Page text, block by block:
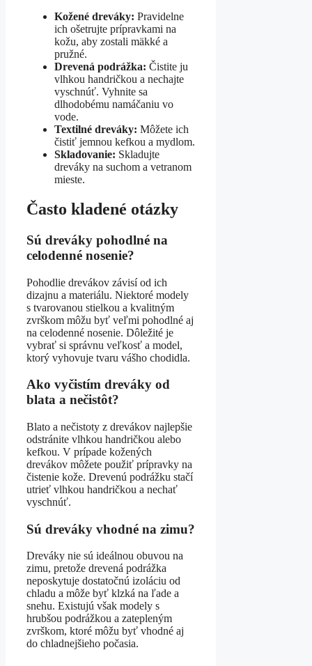
Kožené dreváky: Pravidelne
ich ošetrujte prípravkami na
kožu, aby zostali mäkké a
pružné.
Drevená podrážka: Čistite ju
vlhkou handričkou a nechajte
vyschnúť. Vyhnite sa
dlhodobému namáčaniu vo
vode.
Textilné dreváky: Môžete ich
čistiť jemnou kefkou a mydlom.
Skladovanie: Skladujte
dreváky na suchom a vetranom
mieste.
Často kladené otázky
Sú dreváky pohodlné na
celodenné nosenie?
Pohodlie drevákov závisí od ich
dizajnu a materiálu. Niektoré modely
s tvarovanou stielkou a kvalitným
zvrškom môžu byť veľmi pohodlné aj
na celodenné nosenie. Dôležité je
vybrať si správnu veľkosť a model,
ktorý vyhovuje tvaru vášho chodidla.
Ako vyčistím dreváky od
blata a nečistôt?
Blato a nečistoty z drevákov najlepšie
odstránite vlhkou handričkou alebo
kefkou. V prípade kožených
drevákov môžete použiť prípravky na
čistenie kože. Drevenú podrážku stačí
utrieť vlhkou handričkou a nechať
vyschnúť.
Sú dreváky vhodné na zimu?
Dreváky nie sú ideálnou obuvou na
zimu, pretože drevená podrážka
neposkytuje dostatočnú izoláciu od
chladu a môže byť klzká na ľade a
snehu. Existujú však modely s
hrubšou podrážkou a zatepleným
zvrškom, ktoré môžu byť vhodné aj
do chladnejšieho počasia.